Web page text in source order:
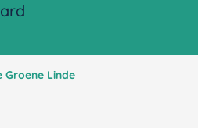
Groene Linde